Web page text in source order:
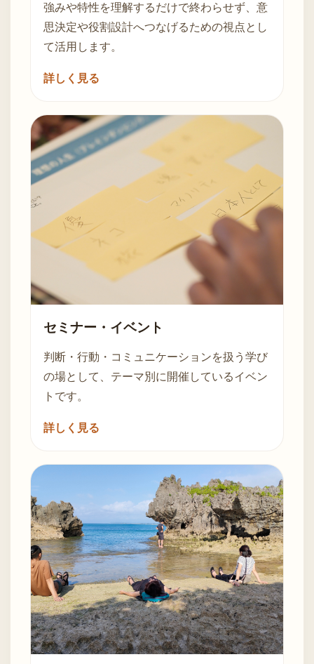
強みや特性を理解するだけで終わらせず、意
思決定や役割設計へつなげるための視点とし
て活用します。
詳しく見る
セミナー・イベント
判断・行動・コミュニケーションを扱う学び
の場として、テーマ別に開催しているイベン
トです。
詳しく見る